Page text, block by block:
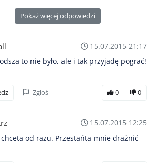
Pokaż więcej odpowiedzi
15.07.2015 21:17
to nie było, ale i tak przyjadę pograć!
Zgłoś 0 0
15.07.2015 12:25
chceta od razu. Przestańta mnie drażnić